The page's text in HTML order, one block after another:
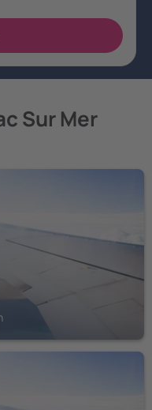
Sur Mer